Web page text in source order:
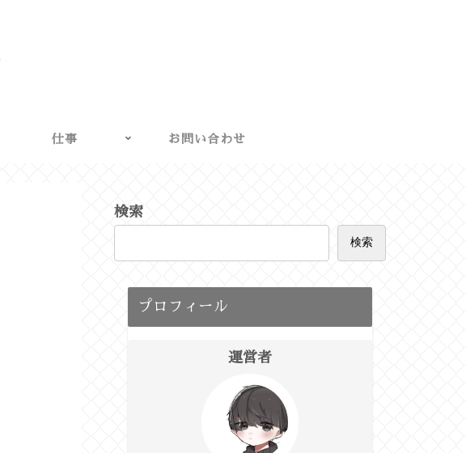
仕事 お問い合わせ
検索
検索
プロフィール
運営者